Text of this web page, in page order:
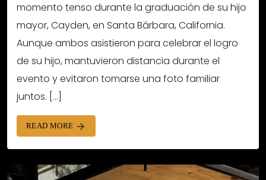
momento tenso durante la graduación de su hijo
mayor, Cayden, en Santa Bárbara, California.
Aunque ambos asistieron para celebrar el logro
de su hijo, mantuvieron distancia durante el
evento y evitaron tomarse una foto familiar
juntos. […]
READ MORE arrow_forward